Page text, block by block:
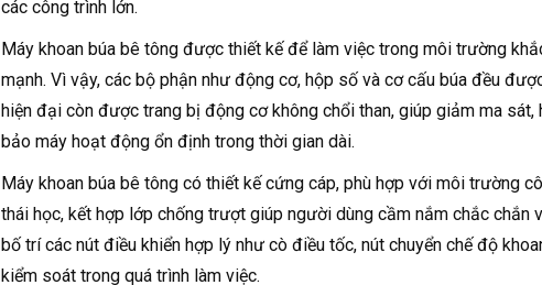
các công trình lớn.
Máy khoan búa bê tông được thiết kế để làm việc trong môi trường
mạnh. Vì vậy, các bộ phận như động cơ, hộp số và cơ cấu búa đều
hiện đại còn được trang bị động cơ không chổi than, giúp giảm ma
bảo máy hoạt động ổn định trong thời gian dài.
Máy khoan búa bê tông có thiết kế cứng cáp, phù hợp với môi trường
thái học, kết hợp lớp chống trượt giúp người dùng cầm nắm chắc chắn
bố trí các nút điều khiển hợp lý như cò điều tốc, nút chuyển chế độ
kiểm soát trong quá trình làm việc.